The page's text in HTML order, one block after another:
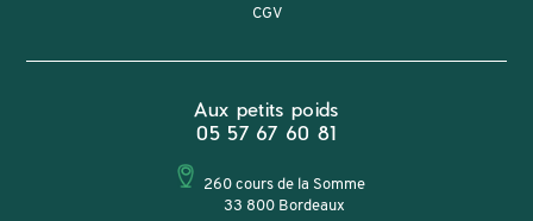
CGV
Aux petits poids
05 57 67 60 81
260 cours de la Somme
33 800 Bordeaux